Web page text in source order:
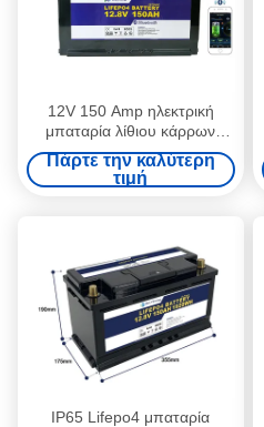
12V 150 Amp ηλεκτρική
μπαταρία λίθιου κάρρων
ώθησης γκολφ ώρας για τη
βάρκα προσφύγων
Πάρτε την καλύτερη
τιμή
IP65 Lifepo4 μπαταρία